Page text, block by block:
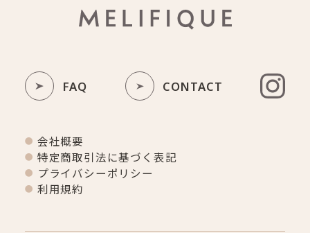
FAQ CONTACT
会社概要
特定商取引法に基づく表記
プライバシーポリシー
利用規約